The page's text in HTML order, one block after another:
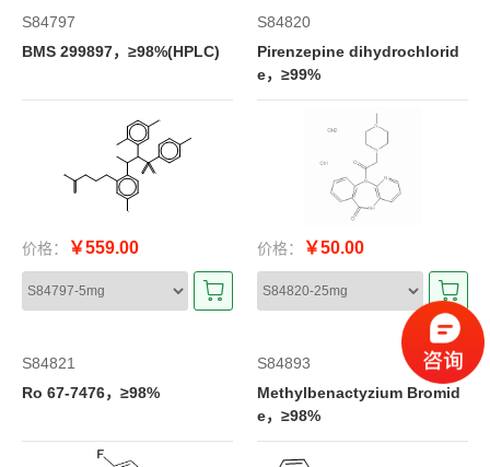
S84797
BMS 299897，≥98%(HPLC)
价格： ￥559.00
S84820
Pirenzepine dihydrochlorid
e，≥99%
价格： ￥50.00
S84821
Ro 67-7476，≥98%
S84893
Methylbenactyzium Bromid
e，≥98%